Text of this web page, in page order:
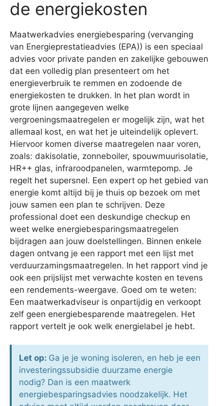
de energiekosten
Maatwerkadvies energiebesparing (vervanging
van Energieprestatieadvies (EPA)) is een speciaal
advies voor private panden en zakelijke gebouwen
dat een volledig plan presenteert om het
energieverbruik te remmen en zodoende de
energiekosten te drukken. In het plan wordt in
grote lijnen aangegeven welke
vergroeningsmaatregelen er mogelijk zijn, wat het
allemaal kost, en wat het je uiteindelijk oplevert.
Hiervoor komen diverse maatregelen naar voren,
zoals: dakisolatie, zonneboiler, spouwmuurisolatie,
HR++ glas, infraroodpanelen, warmtepomp. Je
regelt het supersnel. Een expert op het gebied van
energie komt altijd bij je thuis op bezoek om met
jouw samen een plan te schrijven. Deze
professional doet een deskundige checkup en
weet welke energiebesparingsmaatregelen
bijdragen aan jouw doelstellingen. Binnen enkele
dagen ontvang je een rapport met een lijst met
verduurzamingsmaatregelen. In het rapport vind je
ook een prijslijst met verwachte kosten en tevens
een rendements-weergave. Goed om te weten:
Een maatwerkadviseur is onpartijdig en verkoopt
zelf geen energiebesparende maatregelen. Het
rapport vertelt je ook welk energielabel je hebt.
Let op: Ga je je woning isoleren, en heb je een
investeringssubsidie duurzame energie
nodig? Dan is een maatwerk
energiebesparingsadvies noodzakelijk. Het